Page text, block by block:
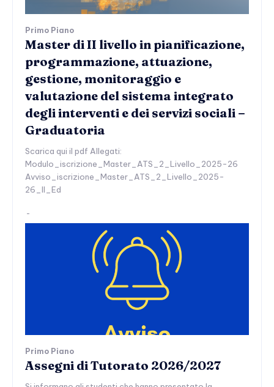
Primo Piano
Master di II livello in pianificazione,
programmazione, attuazione,
gestione, monitoraggio e
valutazione del sistema integrato
degli interventi e dei servizi sociali –
Graduatoria
Scarica qui il pdf Allegati:
Modulo_iscrizione_Master_ATS_2_Livello_2025-26
Avviso_iscrizione_Master_ATS_2_Livello_2025-
26_II_Ed
-
Primo Piano
Assegni di Tutorato 2026/2027